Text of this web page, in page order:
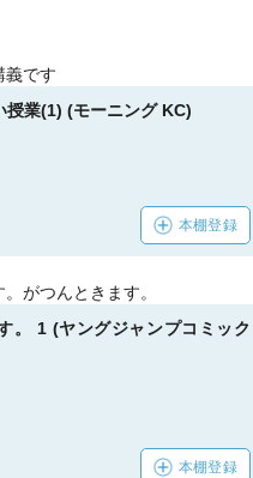
義です
授業(1) (モーニング KC)
本棚登録
がつんときます。
。 1 (ヤングジャンプコミック
本棚登録